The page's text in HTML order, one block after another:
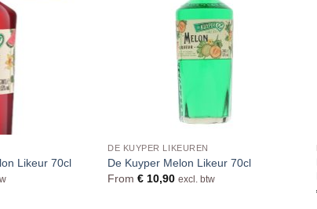
Likeur 70cl
DE KUYPER LIKEUREN
De Kuyper Melon Likeur 70cl
From€ 10,90 excl. btw